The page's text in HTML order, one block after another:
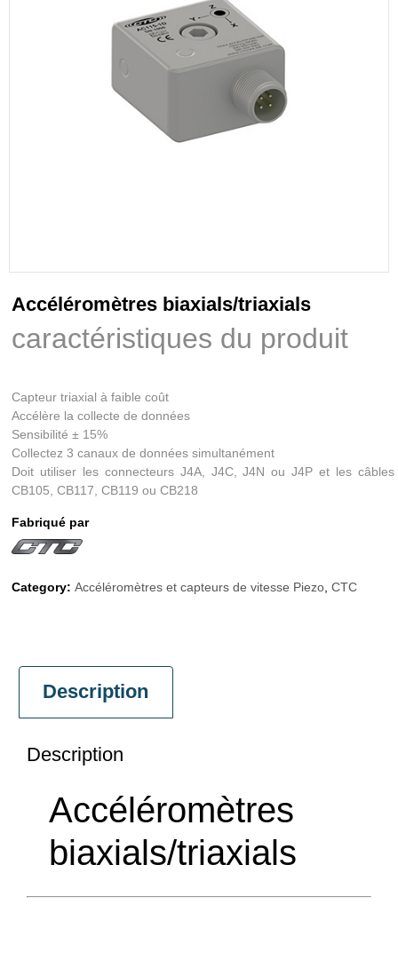
Accéléromètres biaxials/triaxials
caractéristiques du produit
Capteur triaxial à faible coût
Accélère la collecte de données
Sensibilité ± 15%
Collectez 3 canaux de données simultanément
Doit utiliser les connecteurs J4A, J4C, J4N ou J4P et les câbles
CB105, CB117, CB119 ou CB218
Fabriqué par
Category: Accéléromètres et capteurs de vitesse Piezo,CTC
Description
Description
Accéléromètres
biaxials/triaxials